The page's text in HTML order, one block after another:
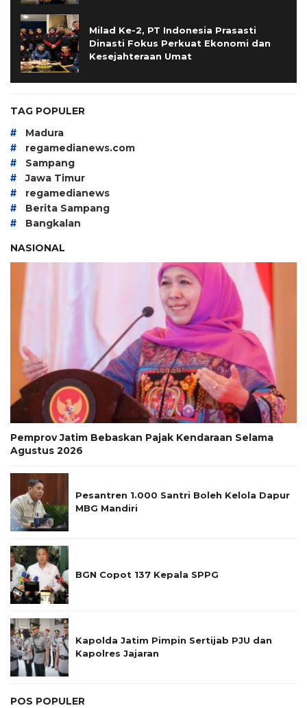
Milad Ke-2, PT Indonesia Prasasti
Dinasti Fokus Perkuat Ekonomi dan
Kesejahteraan Umat
TAG POPULER
# Madura
# regamedianews.com
# Sampang
# Jawa Timur
# regamedianews
# Berita Sampang
#
Bangkalan
NASIONAL
Pemprov Jatim Bebaskan Pajak Kendaraan Selama
Agustus 2026
Pesantren 1.000 Santri Boleh Kelola Dapur
MBG Mandiri
BGN Copot 137 Kepala SPPG
Kapolda Jatim Pimpin Sertijab PJU dan
Kapolres Jajaran
POS POPULER